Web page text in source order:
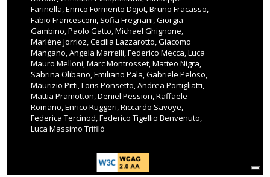
Farinella, Enrico Formento Dojot, Bruno Fracasso,
Fabio Francesconi, Sofia Fregnani, Giorgia
Gambino, Paolo Gatto, Michael Ghignone,
Marlène Jorrioz, Cecilia Lazzarotto, Giacomo
Mangano, Angela Marrelli, Federico Mecca, Luca
Mauro Melloni, Marc Montrosset, Matteo Nigra,
Sabrina Olibano, Emiliano Pala, Gabriele Peloso,
Maurizio Pitti, Loris Ponsetto, Andrea Portigliatti,
Mattia Pramotton, Deniel Pession, Raffaele
Romano, Enrico Ruggeri, Riccardo Savoye,
Federica Tercinod, Federico Tigellio Benvenuto,
Luca Massimo Trifilò